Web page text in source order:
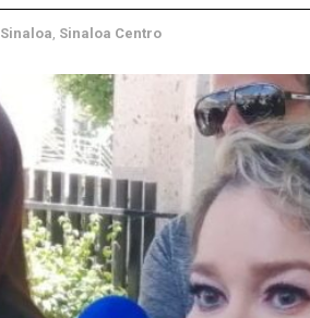
Sinaloa, Sinaloa Centro